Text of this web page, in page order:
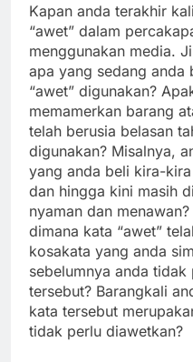
Kapan anda terakhir
“awet” dalam
menggunakan media.
apa yang sedang anda
“awet” digunakan?
memamerkan barang
telah berusia belasan
digunakan? Misalnya,
yang anda beli kira-
dan hingga kini masih
nyaman dan
dimana kata “awet”
kosakata yang anda
sebelumnya anda tidak
tersebut? Barangkali
kata tersebut
tidak perlu diawetkan?